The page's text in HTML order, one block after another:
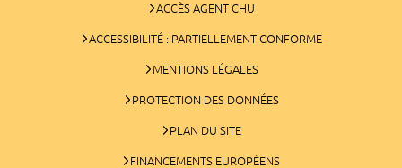
ACCÈS AGENT CHU
ACCESSIBILITÉ : PARTIELLEMENT CONFORME
MENTIONS LÉGALES
PROTECTION DES DONNÉES
PLAN DU SITE
FINANCEMENTS EUROPÉENS